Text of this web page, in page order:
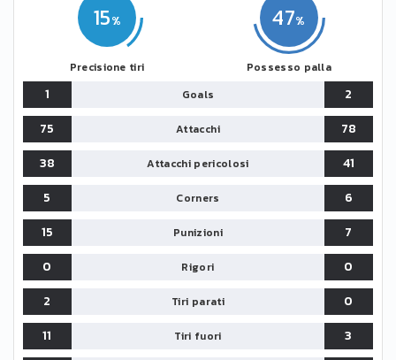
15
Precisione tiri
47
Possesso palla
1 Goals
2
75
Attacchi
78
38
Attacchi pericolosi
41
5
Corners
6
15
Punizioni
7
0
Rigori
0
2
Tiri parati
0
11
Tiri fuori
3